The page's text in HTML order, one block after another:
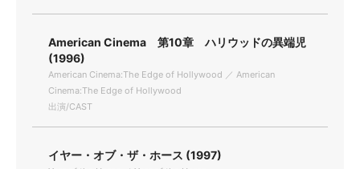
American Cinema 第10章 ハリウッドの異端児
(1996)
American Cinema:The Edge of Hollywood ／ American
Cinema:The Edge of Hollywood
出演/CAST
イヤー・オブ・ザ・ホース (1997)